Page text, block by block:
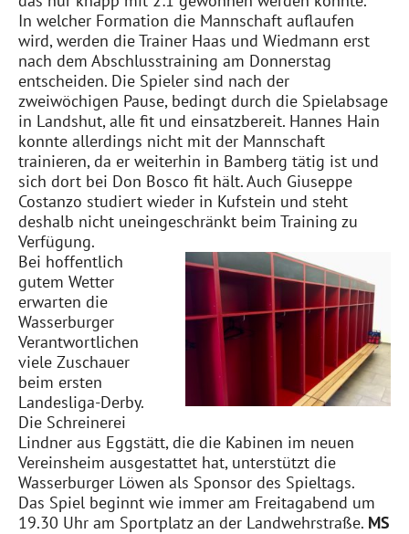
In welcher Formation die Mannschaft auflaufen
wird, werden die Trainer Haas und Wiedmann erst
nach dem Abschlusstraining am Donnerstag
entscheiden. Die Spieler sind nach der
zweiwöchigen Pause, bedingt durch die Spielabsage
in Landshut, alle fit und einsatzbereit. Hannes Hain
konnte allerdings nicht mit der Mannschaft
trainieren, da er weiterhin in Bamberg tätig ist und
sich dort bei Don Bosco fit hält. Auch Giuseppe
Costanzo studiert wieder in Kufstein und steht
deshalb nicht uneingeschränkt beim Training zu
Verfügung.
Bei hoffentlich
gutem Wetter
erwarten die
Wasserburger
Verantwortlichen
viele Zuschauer
beim ersten
Landesliga-Derby.
Die Schreinerei
Lindner aus Eggstätt, die die Kabinen im neuen
Vereinsheim ausgestattet hat, unterstützt die
Wasserburger Löwen als Sponsor des Spieltags.
Das Spiel beginnt wie immer am Freitagabend um
19.30 Uhr am Sportplatz an der Landwehrstraße. MS